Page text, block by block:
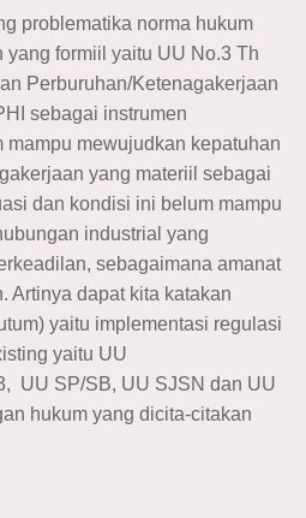
problematika norma hukum
formiil yaitu UU No.3 Th
Perburuhan/Ketenagakerjaan
sebagai instrumen
mampu mewujudkan kepatuhan
yang materiil sebagai
dan kondisi ini belum mampu
industrial yang
sebagaimana amanat
Artinya dapat kita katakan
yaitu implementasi regulasi
yaitu UU
UU SP/SB, UU SJSN dan UU
hukum yang dicita-citakan